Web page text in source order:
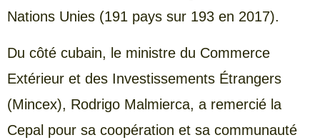
Nations Unies (191 pays sur 193 en 2017).
Du côté cubain, le ministre du Commerce
Extérieur et des Investissements Étrangers
(Mincex), Rodrigo Malmierca, a remercié la
Cepal pour sa coopération et sa communauté